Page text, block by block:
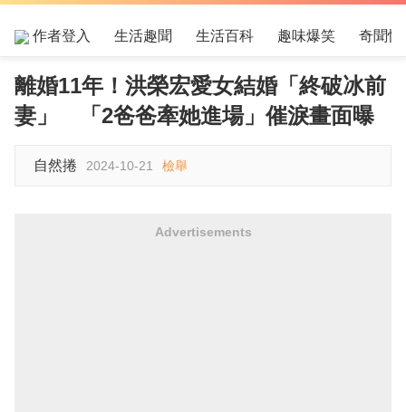
作者登入 生活趣聞 生活百科 趣味爆笑 奇聞怪
離婚11年！洪榮宏愛女結婚「終破冰前
妻」 「2爸爸牽她進場」催淚畫面曝
自然捲 2024-10-21 檢舉
Advertisements